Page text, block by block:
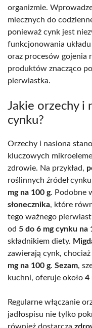
organizmie.
mlecznych do
ponieważ cynk jest
funkcjonowania
oraz procesów gojenia
produktów znacząco
pierwiastka.
Jakie orzechy i
cynku?
Orzechy i nasiona
kluczowych
zdrowie. Na przykład,
roślinnych źródeł
mg na 100 g. Podobne
słonecznika, które
tego ważnego
od 5 do 6 mg cynku na
składnikiem diety.
zawierają cynk,
mg na 100 g. Sezam,
kuchni, oferuje około 4
Regularne włączanie
jadłospisu nie tylko